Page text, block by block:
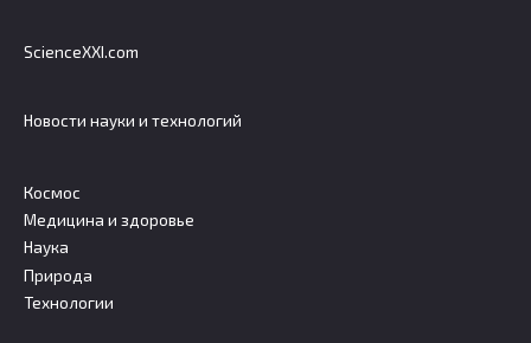
ScienceXXI.com
Новости науки и технологий
Космос
Медицина и здоровье
Наука
Природа
Технологии